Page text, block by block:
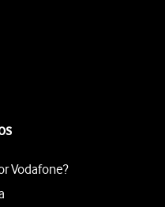
Vodafone?